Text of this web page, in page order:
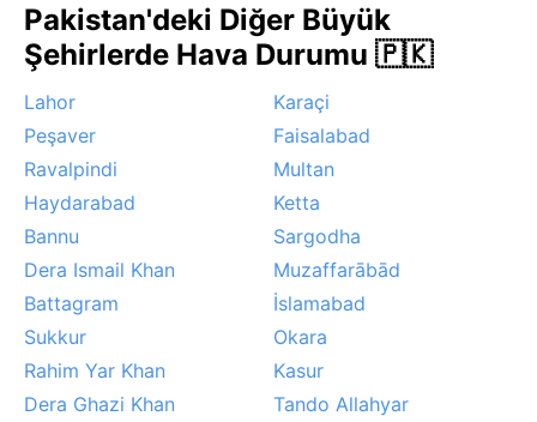
Pakistan'deki Diğer Büyük
Şehirlerde Hava Durumu 🇵🇰
Lahor
Karaçi
Peşaver
Faisalabad
Ravalpindi
Multan
Haydarabad
Ketta
Bannu
Sargodha
Dera Ismail Khan
Muzaffarābād
Battagram
İslamabad
Sukkur
Okara
Rahim Yar Khan
Kasur
Dera Ghazi Khan
Tando Allahyar